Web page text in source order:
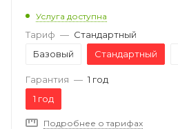
Услуга доступна
Тариф — Стандартный
Базовый
Стандартный
Гарантия — 1 год
1 год
Подробнее о тарифах